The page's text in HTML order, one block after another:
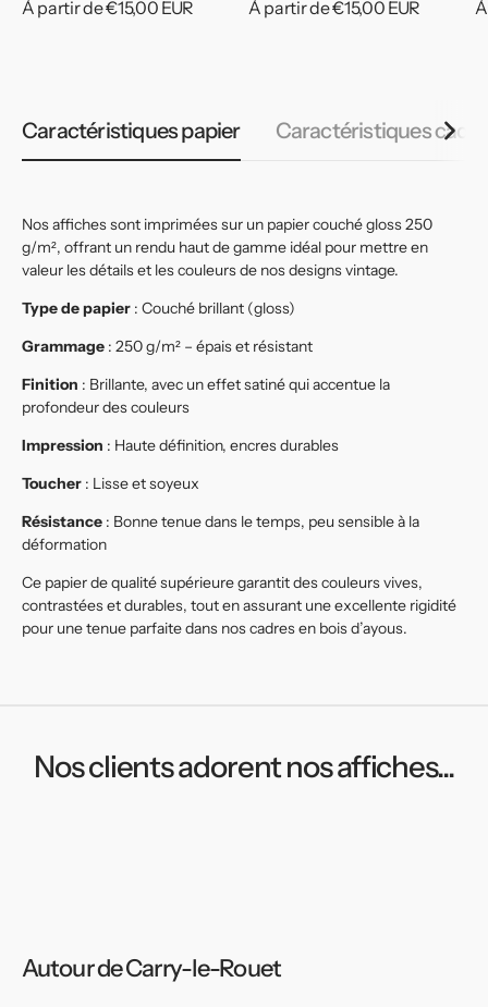
Prix
À partir de €15,00 EUR
Prix
À partir de €15,00 EUR
Caractéristiques papier Caractéristiques cadre
Nos affiches sont imprimées sur un papier couché gloss 250
g/m², offrant un rendu haut de gamme idéal pour mettre en
valeur les détails et les couleurs de nos designs vintage.
Type de papier : Couché brillant (gloss)
Grammage : 250 g/m² – épais et résistant
Finition : Brillante, avec un effet satiné qui accentue la
profondeur des couleurs
Impression : Haute définition, encres durables
Toucher : Lisse et soyeux
Résistance : Bonne tenue dans le temps, peu sensible à la
déformation
Ce papier de qualité supérieure garantit des couleurs vives,
contrastées et durables, tout en assurant une excellente rigidité
pour une tenue parfaite dans nos cadres en bois d’ayous.
Nos clients adorent nos affiches...
Autour de Carry-le-Rouet